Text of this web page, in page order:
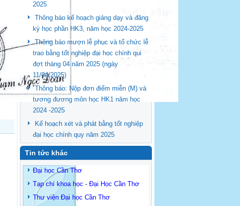
2025
Thông báo kế hoạch giảng dạy và đăng
ký học phần HK3, năm học 2024-2025
Thông báo mượn lễ phục và tổ chức lễ
trao bằng tốt nghiệp đại học chính qui
đợt tháng 04 năm 2025 (ngày
11/04/2025)
Thông báo: Nộp đơn điểm miễn (M) và
tương đương môn học HK1 năm học
2024 -2025
Kế hoạch xét và phát bằng tốt nghiệp
đại học chính quy năm 2025
Tin tức khác
Đại học Cần Thơ
Tạp chí khoa học - Đại Học Cần Thơ
Thư viện Đại học Cần Thơ